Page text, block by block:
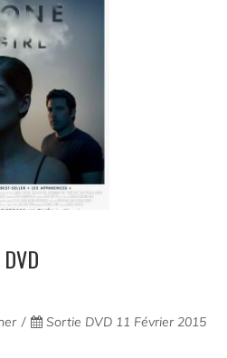
Sortie DVD 11 Février 2015